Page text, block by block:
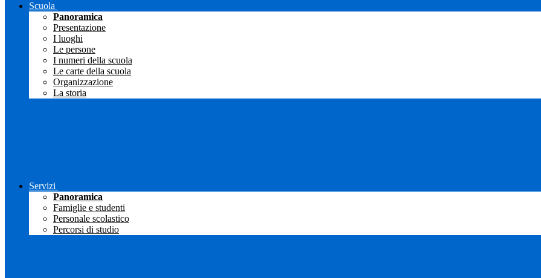
Scuola
Panoramica
Presentazione
I luoghi
Le persone
I numeri della scuola
Le carte della scuola
Organizzazione
La storia
Servizi
Panoramica
Famiglie e studenti
Personale scolastico
Percorsi di studio